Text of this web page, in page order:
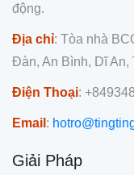
động.
Địa chỉ: Tòa nhà
Đàn, An Bình, Dĩ An,
Điện Thoại:
Email :
Giải Pháp